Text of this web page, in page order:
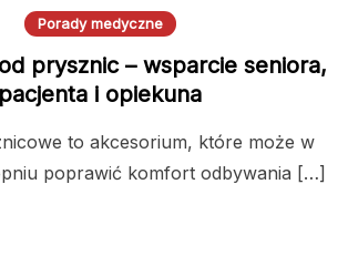
Porady medyczne
prysznic – wsparcie seniora,
pacjenta i opiekuna
to akcesorium, które może w
poprawić komfort odbywania […]